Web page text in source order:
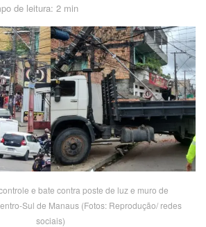
de leitura: 2 min
e bate contra poste de luz e muro de
Sul de Manaus (Fotos: Reprodução/ redes
sociais)